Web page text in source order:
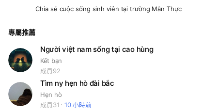
Chia sẻ cuộc sống sinh viên tại trường Mẫn Thực
專屬推薦
Người việt nam sống tại cao hùng
Kết bạn
成員92
Tìm ny hẹn hò đài bắc
Hẹn hò
成員31
10 小時前